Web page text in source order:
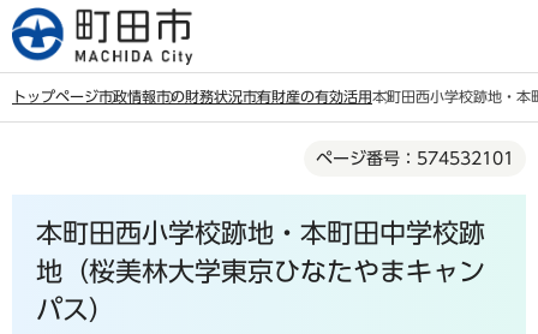
こ
の
トップページ市政情報市の財務状況市有財産の有効活用本町田西小学校跡地・本
ページ番号：574532101
本町田西小学校跡地・本町田中学校跡
地（桜美林大学東京ひなたやまキャン
パス）